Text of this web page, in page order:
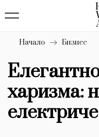
Бизнес
Мода
Dialogue
Изкуство
4340
Красота
Начало Бизнес
харизма: